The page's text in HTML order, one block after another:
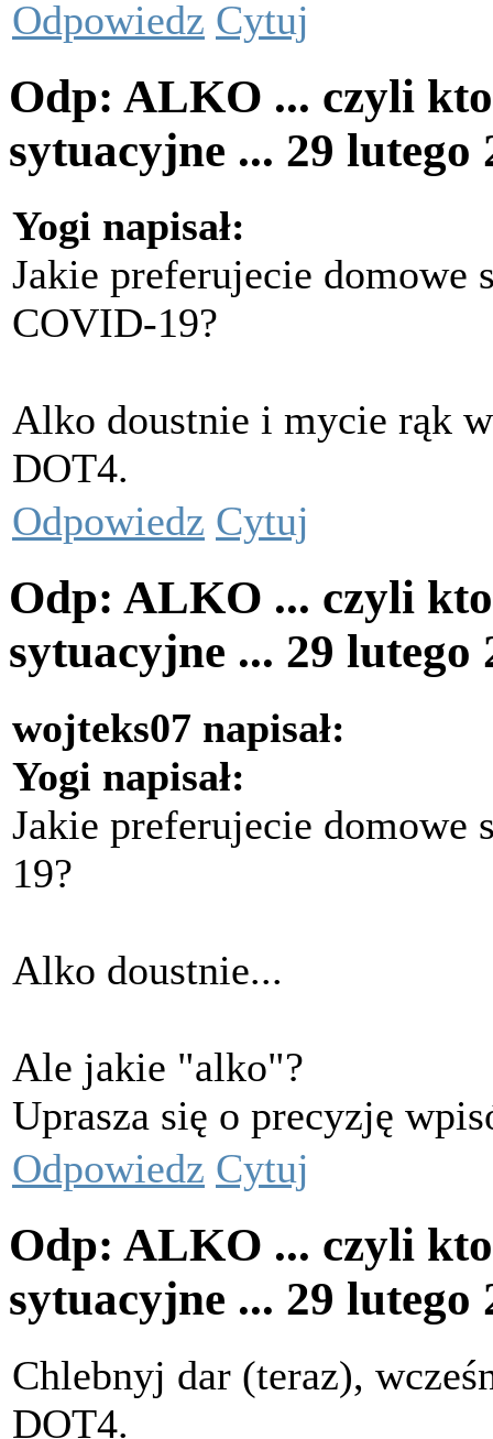
Odpowiedz Cytuj
Odp: ALKO ... czyli
sytuacyjne ... 29 lutego
Yogi napisał:
Jakie preferujecie domowe
COVID-19?
Alko doustnie i mycie rąk
DOT4.
Odpowiedz Cytuj
Odp: ALKO ... czyli
sytuacyjne ... 29 lutego
wojteks07 napisał:
Yogi napisał:
Jakie preferujecie domowe
19?
Alko doustnie...
Ale jakie "alko"?
Uprasza się o precyzję
Odpowiedz Cytuj
Odp: ALKO ... czyli
sytuacyjne ... 29 lutego
Chlebnyj dar (teraz),
DOT4.